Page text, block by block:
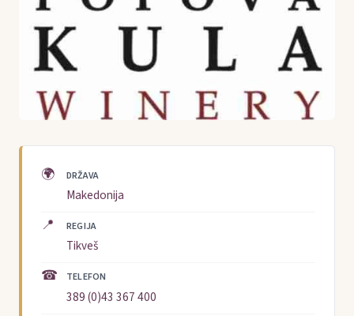
🌍 DRŽAVA
Makedonija
📍 REGIJA
Tikveš
☎ TELEFON
389 (0)43 367 400